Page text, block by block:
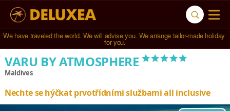
Navštívili jsme 791 hotelů ve 123 zemích světa.
VARU BY ATMOSPHERE*****
Maldives
Nechte se hýčkat prvotřídními službami all inclusive